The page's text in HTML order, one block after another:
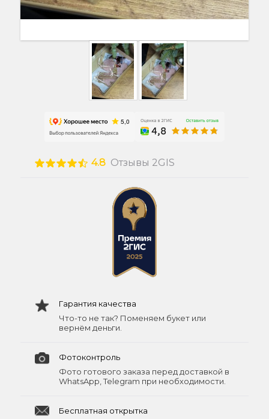
4.8 Отзывы 2GIS
Гарантия качества
Что-то не так? Поменяем букет или
вернём деньги.
Фотоконтроль
Фото готового заказа перед доставкой в
WhatsApp, Telegram при необходимости.
Бесплатная открытка